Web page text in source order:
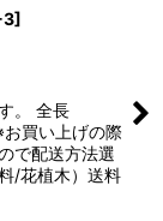
]
。 全長
買い上げの際
で配送方法選
/花植木）送料